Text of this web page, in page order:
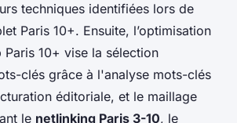
techniques identifiées lors de
Paris 10+. Ensuite, l’optimisation
10+ vise la sélection
clés grâce à l'analyse mots-clés
éditoriale, et le maillage
le netlinking Paris 3-10, le